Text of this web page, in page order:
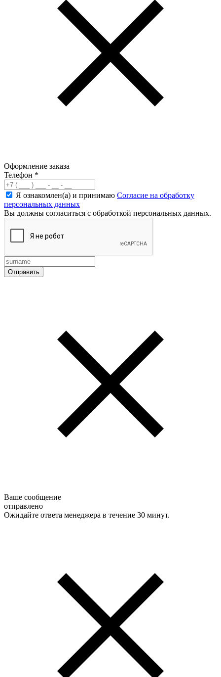
Оформление заказа
Телефон *
Я ознакомлен(а) и принимаю Согласие на обработку
персональных данных
Вы должны согласиться с обработкой персональных данных.
Ваше сообщение
отправлено
Ожидайте ответа менеджера в течение 30 минут.